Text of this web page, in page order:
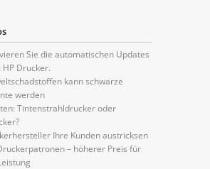
Sie die automatischen Updates
Drucker.
kann schwarze
werden
Tintenstrahldrucker oder
Ihre Kunden austricksen
– höherer Preis für